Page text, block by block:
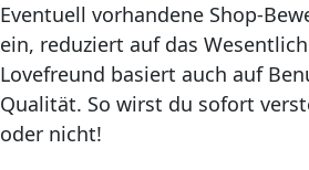
Eventuell vorhandene Shop-
ein, reduziert auf das
Lovefreund basiert auch auf
Qualität. So wirst du sofort
oder nicht!